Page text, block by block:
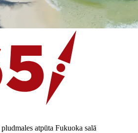
atpūta Fukuoka salā